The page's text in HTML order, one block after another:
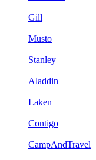
Gill
Musto
Stanley
Aladdin
Laken
Contigo
CampAndTravel